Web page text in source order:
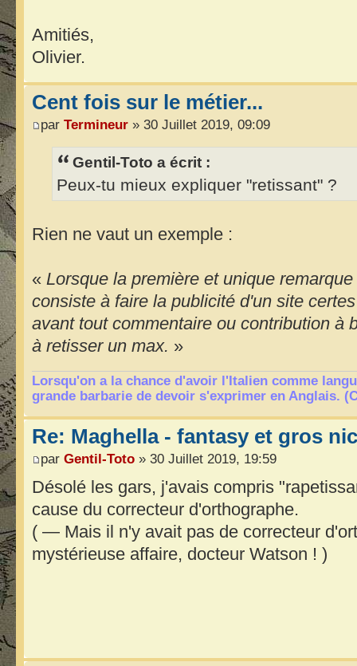
Amitiés,
Olivier.
Cent fois sur le métier...
par Termineur » 30 Juillet 2019, 09:09
Gentil-Toto a écrit :
Peux-tu mieux expliquer "retissant" ?
Rien ne vaut un exemple :
« Lorsque la première et unique
consiste à faire la publicité d'un site
avant tout commentaire ou contribution à
à retisser un max. »
Lorsqu'on a la chance d'avoir l'Italien comme
grande barbarie de devoir s'exprimer en Anglais.
Re: Maghella - fantasy et gros
par Gentil-Toto » 30 Juillet 2019, 19:59
Désolé les gars, j'avais compris
cause du correcteur d'orthographe.
( — Mais il n'y avait pas de correcteur
mystérieuse affaire, docteur Watson ! )